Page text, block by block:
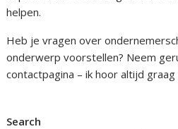
helpen.
Heb je vragen over
onderwerp voorstellen? Neem
contactpagina – ik hoor altijd
Search